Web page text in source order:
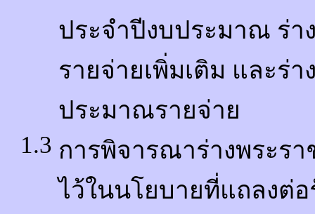
ประจำปีงบประมาณ ร่
รายจ่ายเพิ่มเติม และร่
ประมาณรายจ่าย
1.3 การพิจารณาร่างพระ
ไว้ในนโยบายที่แถลงต่